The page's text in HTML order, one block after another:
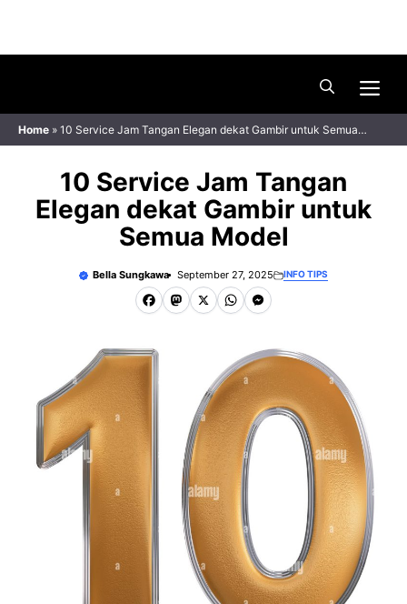
content
Home » 10 Service Jam Tangan Elegan dekat Gambir untuk Semua
10 Service Jam Tangan
Elegan dekat Gambir untuk
Semua Model
Bella Sungkawa September 27, 2025 INFO TIPS
F
c
e
b
o
o
k
M
d
o
n
X W
a
t
s
A
p
p
M
s
s
e
n
r